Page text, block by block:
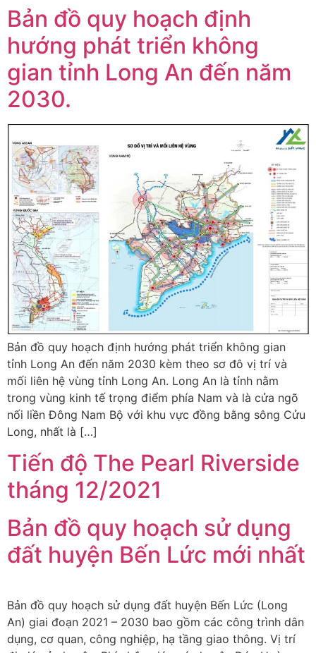
Bản đồ quy hoạch định
hướng phát triển không
gian tỉnh Long An đến năm
2030.
Bản đồ quy hoạch định hướng phát triển không gian
tỉnh Long An đến năm 2030 kèm theo sơ đô vị trí và
mối liên hệ vùng tỉnh Long An. Long An là tỉnh nằm
trong vùng kinh tế trọng điểm phía Nam và là cửa ngõ
nối liền Đông Nam Bộ với khu vực đồng bằng sông Cửu
Long, nhất là […]
Tiến độ The Pearl Riverside
tháng 12/2021
Bản đồ quy hoạch sử dụng
đất huyện Bến Lức mới nhất
Bản đồ quy hoạch sử dụng đất huyện Bến Lức (Long
An) giai đoạn 2021 – 2030 bao gồm các công trình dân
dụng, cơ quan, công nghiệp, hạ tầng giao thông. Vị trí